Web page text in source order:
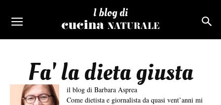
I blog di
Fa' la dieta giusta
il blog di Barbara Asprea
Come dietista e giornalista da quasi vent’anni mi